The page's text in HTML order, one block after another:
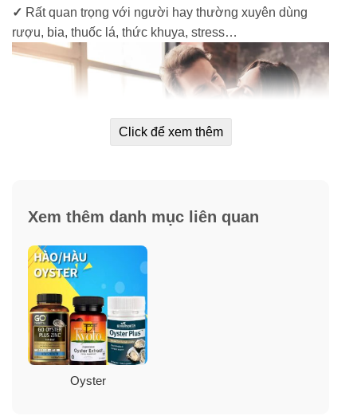
✓ Rất quan trọng với người hay thường xuyên dùng
rượu, bia, thuốc lá, thức khuya, stress…
Thành phần viên uống tăng cường sinh lý
nam giới Swanson Japanese Oyster
Extract 500 mg 60 Capsules
Thành phần: Oyster Extract 500 mg.
Thành phần khá
Click để xem thêm
Xem thêm danh mục liên quan
Oyster